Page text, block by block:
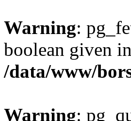
Warning:
boolean given in
/data/www/
Warning: